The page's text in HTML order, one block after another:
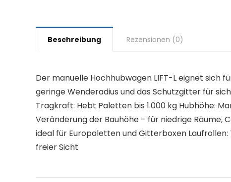
Beschreibung Rezensionen (0)
Der manuelle Hochhubwagen LIFT-L eignet sich
geringe Wenderadius und das Schutzgitter für
Tragkraft: Hebt Paletten bis 1.000 kg Hubhöhe:
Veränderung der Bauhöhe – für niedrige Räume,
ideal für Europaletten und Gitterboxen
freier Sicht